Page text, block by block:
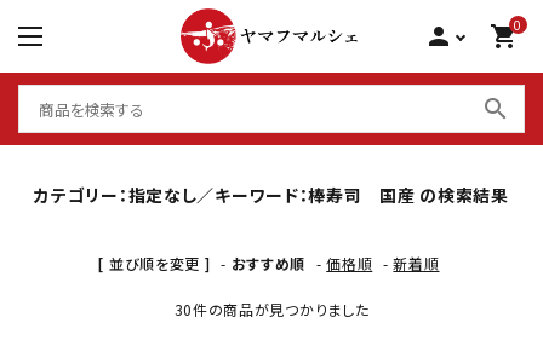
person 0
shopping_cart
search
シーフードグリル 骨取り
サーモン 食べ比べ
カテゴリー：指定なし／キーワード：棒寿司 国産 の検索結果
[ 並び順を変更 ] - おすすめ順 -価格順 -新着順
30件の商品が見つかりました